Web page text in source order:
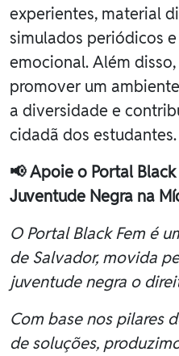
experientes, material
simulados periódicos
emocional. Além
promover um
a diversidade e
cidadã dos estudantes.
📢 Apoie o Portal
Juventude Negra na
O Portal Black Fem é
de Salvador, movida
juventude negra o
Com base nos pilares
de soluções,